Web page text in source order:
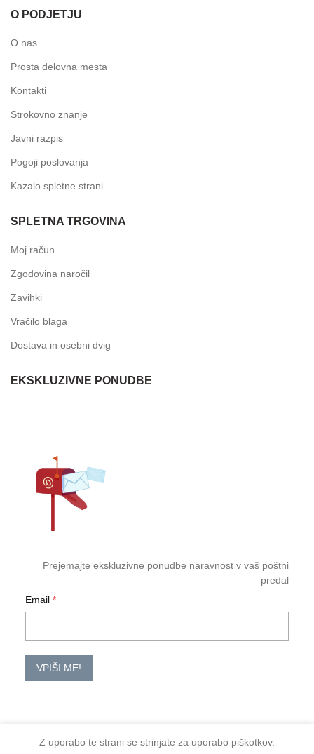
O PODJETJU
O nas
Prosta delovna mesta
Kontakti
Strokovno znanje
Javni razpis
Pogoji poslovanja
Kazalo spletne strani
SPLETNA TRGOVINA
Moj račun
Zgodovina naročil
Zavihki
Vračilo blaga
Dostava in osebni dvig
EKSKLUZIVNE PONUDBE
Prejemajte ekskluzivne ponudbe naravnost v vaš poštni
predal
Email
VPIŠI ME!
2026 TM-HoReCa
Z uporabo te strani se strinjate za uporabo piškotkov.